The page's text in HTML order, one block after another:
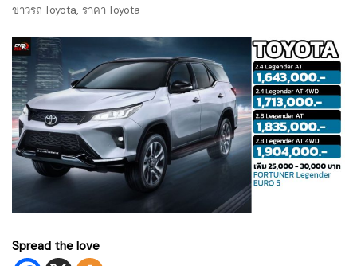
ข่าวรถ Toyota, ราคา Toyota
Spread the love